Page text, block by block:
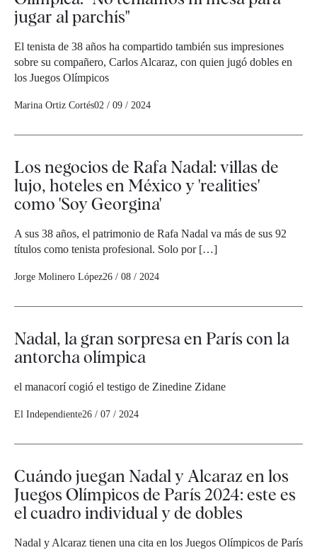
jugar al parchís"
El tenista de 38 años ha compartido también sus impresiones
sobre su compañero, Carlos Alcaraz, con quien jugó dobles en
los Juegos Olímpicos
Marina Ortiz Cortés02 / 09 / 2024
Los negocios de Rafa Nadal: villas de
lujo, hoteles en México y 'realities'
como 'Soy Georgina'
A sus 38 años, el patrimonio de Rafa Nadal va más de sus 92
títulos como tenista profesional. Solo por […]
Jorge Molinero López26 / 08 / 2024
Nadal, la gran sorpresa en París con la
antorcha olímpica
el manacorí cogió el testigo de Zinedine Zidane
El Independiente26 / 07 / 2024
Cuándo juegan Nadal y Alcaraz en los
Juegos Olímpicos de París 2024: este es
el cuadro individual y de dobles
Nadal y Alcaraz tienen una cita en los Juegos Olímpicos de París